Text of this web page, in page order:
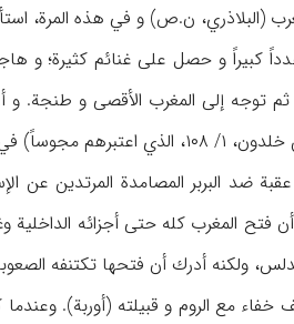
(البلاذري، ن.ص) و في هذه المرة،
كبيراً و حصل على غنائم كثيرة؛
ثم توجه إلى المغرب الأقصى و طنجة.
(ابن الأثير، ۴/۱۰۶).
عقبة ضد البربر المصامدة
فتح المغرب كله حتى أجزائه
ولكنه أدرك أن فتحها تكتنفه
خفاء مع الروم و قبيلته (أوربة).